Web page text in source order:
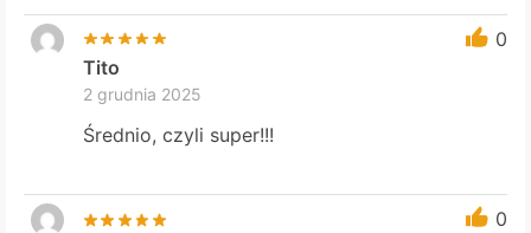
0
Tito
2 grudnia 2025
Średnio, czyli super!!!
0